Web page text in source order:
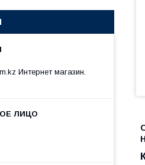
Интернет магазин.